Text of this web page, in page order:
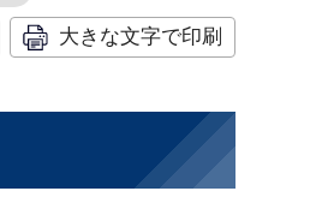
大きな文字で印刷